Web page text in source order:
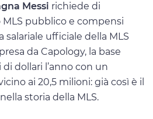
Messi richiede di
pubblico e compensi
salariale ufficiale della MLS
da Capology, la base
di dollari l’anno con un
ai 20,5 milioni: già così è il
storia della MLS.